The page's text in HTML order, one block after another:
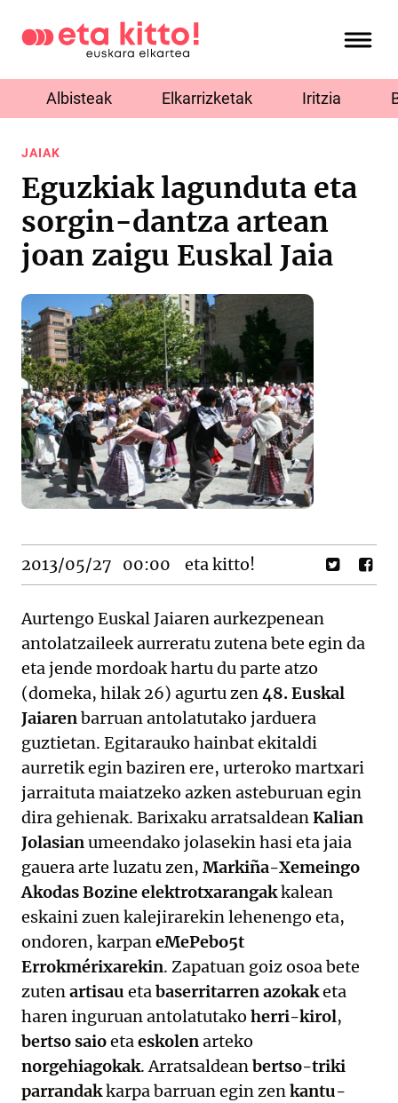
Albisteak Elkarrizketak Iritzia
JAIAK
Eguzkiak lagunduta eta
sorgin-dantza artean
joan zaigu Euskal Jaia
2013/05/27 00:00 eta kitto!
Aurtengo Euskal Jaiaren aurkezpenean
antolatzaileek aurreratu zutena bete egin da
eta jende mordoak hartu du parte atzo
(domeka, hilak 26) agurtu zen48. Euskal
Jaiarenbarruan antolatutako jarduera
guztietan. Egitarauko hainbat ekitaldi
aurretik egin baziren ere, urteroko martxari
jarraituta maiatzeko azken asteburuan egin
dira gehienak. Barixaku arratsaldeanKalian
Jolasianumeendako jolasekin hasi eta jaia
gauera arte luzatu zen, Markiña-Xemeingo
Akodas Bozine elektrotxarangakkalean
eskaini zuen kalejirarekin lehenengo eta,
ondoren, karpaneMePebo5t
Errokmérixarekin. Zapatuan goiz osoa bete
zutenartisau etabaserritarren azokaketa
haren inguruan antolatutako herri-kirol,
bertso saioetaeskolenarteko
norgehiagokak. Arratsaldeanbertso-triki
parrandakkarpa barruan egin zenkantu-